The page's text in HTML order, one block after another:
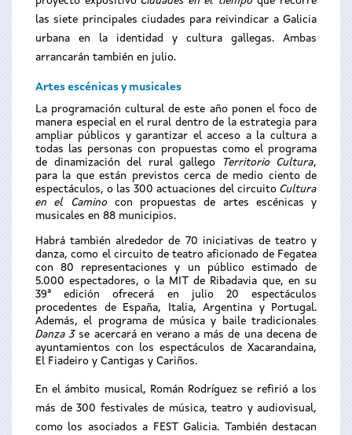
las siete principales ciudades para reivindicar a Galicia
urbana en la identidad y cultura gallegas. Ambas
arrancarán también en julio.
Artes escénicas y musicales
La programación cultural de este año ponen el foco de
manera especial en el rural dentro de la estrategia para
ampliar públicos y garantizar el acceso a la cultura a
todas las personas con propuestas como el programa
de dinamización del rural gallego
Territorio Cultura,
para la que están previstos cerca de medio ciento de
espectáculos, o las 300 actuaciones del circuito Cultura
en el
Caminocon propuestas de artes escénicas y
musicales en 88 municipios.
Habrá también alrededor de 70 iniciativas de teatro y
danza, como el circuito de teatro aficionado de Fegatea
con 80 representaciones y un público estimado de
5.000 espectadores, o la MIT de Ribadavia que, en su
39ª edición ofrecerá en julio 20 espectáculos
procedentes de España, Italia, Argentina y Portugal.
Además, el programa de música y baile tradicionales
Danza3 se acercará en verano a más de una decena de
ayuntamientos con los espectáculos de Xacarandaina,
El Fiadeiro y Cantigas y Cariños.
En el ámbito musical, Román Rodríguez se refirió a los
más de 300 festivales de música, teatro y audiovisual,
como los asociados a FEST Galicia. También destacan